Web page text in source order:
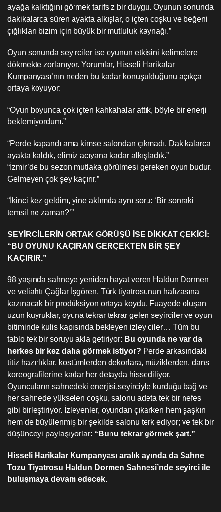
ayağa kalktığını görmek tarifsiz bir duygu. Oyunun sonunda
dakikalarca süren ayakta alkışlar, o içten coşku ve beğeni
çığlıkları bizim için büyük bir mutluluk kaynağı.”
Oyun sonunda seyirciler ise oyunun etkisini kelimelere
dökmekte zorlanıyor. Yorumlar, Hisseli Harikalar
Kumpanyası’nın neden bu kadar konuşulduğunu açıkça
ortaya koyuyor:
“Oyun boyunca çok içten kahkahalar attık, böyle bir enerji
beklemiyordum.”
“Perde kapandı ama kimse salondan çıkmadı. Dakikalarca
ayakta kaldık, elimiz acıyana kadar alkışladık.”
“İzmir’de bu sezon mutlaka görülmesi gereken oyun budur.
Gelmeyen çok şey kaçırır.”
“İkinci kez geldim, yine aklımda aynı soru: ‘Bir sonraki
temsil ne zaman?’”
SEYİRCİLERİN ORTAK GÖRÜŞÜ İSE DİKKAT ÇEKİCİ:
“BU OYUNU KAÇIRAN GERÇEKTEN BİR ŞEY
KAÇIRIR.”
98 yaşında sahneye yeniden hayat veren Haldun Dormen
ve veliahtı Çağlar İşgören, Türk tiyatrosunun hafızasına
kazınacak bir prodüksiyon ortaya koydu. Fuayede oluşan
uzun kuyruklar, oyuna tekrar tekrar gelen seyirciler ve oyun
bitiminde kulis kapısında bekleyen izleyiciler… Tüm bu
tablo tek bir soruyu akla getiriyor: Bu oyunda ne var da
herkes bir kez daha görmek istiyor? Perde arkasındaki
titiz hazırlıklar, kostümlerden dekorlara, müziklerden, dans
koreografilerine kadar her detayda hissediliyor.
Oyuncuların sahnedeki enerjisi,seyirciyle kurduğu bağ ve
her sahnede yükselen coşku, salonu adeta tek bir nefes
gibi birleştiriyor. İzleyenler, oyundan çıkarken hem şaşkın
hem de büyülenmiş bir şekilde salonu terk ediyor; ve tek bir
düşünceyi paylaşıyorlar: “Bunu tekrar görmek şart.”
Hisseli Harikalar Kumpanyası aralık ayında da Sahne
Tozu Tiyatrosu Haldun Dormen Sahnesi’nde seyirci ile
buluşmaya devam edecek.